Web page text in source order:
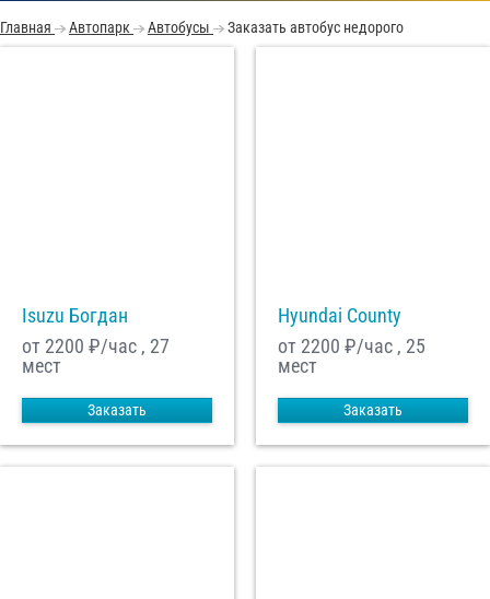
Главная Автопарк Автобусы Заказать автобус недорого
Isuzu Богдан
от 2200 ₽/час , 27
мест
Заказать
Hyundai County
от 2200 ₽/час , 25
мест
Заказать
обработку моих Персональных данных